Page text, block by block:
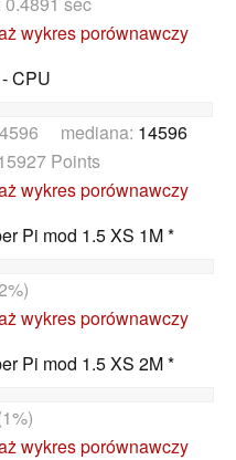
wykres porównawczy
CPU
mediana: 14596
Points
wykres porównawczy
Pi mod 1.5 XS 1M *
wykres porównawczy
Pi mod 1.5 XS 2M *
wykres porównawczy